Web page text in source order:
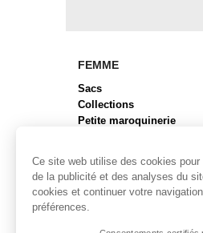
FEMME
Sacs
Collections
Petite maroquinerie
COLLECTIONS FEMME
Collection ALBA
Ce site web utilise des cookies
de la publicité et des analyses du
cookies et continuer votre
préférences.